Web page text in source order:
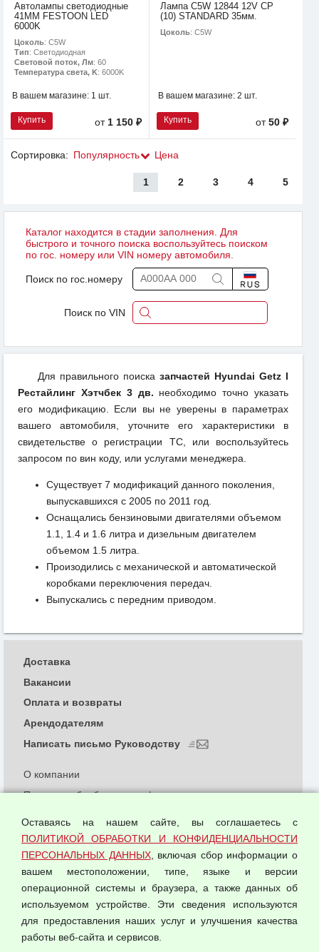
Автолампы светодиодные
41MM FESTOON LED
6000K
Цоколь: C5W
Тип: Светодиодная
Световой поток, Лм: 60
Температура света, K: 6000K
В вашем магазине: 1 шт.
Купить от 1 150 ₽
Лампа C5W 12844 12V CP
(10) STANDARD 35мм.
Цоколь: C5W
В вашем магазине: 2 шт.
Купить от50 ₽
Сортировка: Популярность Цена
1 2 3 4 5
Каталог находится в стадии заполнения. Для
быстрого и точного поиска воспользуйтесь поиском
по гос. номеру или VIN номеру автомобиля.
Поиск по гос.номеру
Поиск по VIN
Для правильного поиска запчастей Hyundai Getz I
Рестайлинг Хэтчбек 3 дв. необходимо точно указать
его модификацию. Если вы не уверены в параметрах
вашего автомобиля, уточните его характеристики в
свидетельстве о регистрации ТС, или воспользуйтесь
запросом по вин коду, или услугами менеджера.
Существует 7 модификаций данного поколения,
выпускавшихся с 2005 по 2011 год.
Оснащались бензиновыми двигателями объемом
1.1, 1.4 и 1.6 литра и дизельным двигателем
объемом 1.5 литра.
Произодились с механической и автоматической
коробками переключения передач.
Выпускались с передним приводом.
© 2026 ООО "Феникс"
О компании
Политика обработки и конфиденциальности
Согласием на обработку персональных данных
Оферта оптовой купли-продажи
Публичная оферта
Доставка
Вакансии
Оплата и возвраты
Арендодателям
Написать письмо Руководству
Оставаясь на нашем сайте, вы соглашаетесь с
ПОЛИТИКОЙ ОБРАБОТКИ И КОНФИДЕНЦИАЛЬНОСТИ
ПЕРСОНАЛЬНЫХ ДАННЫХ, включая сбор информации о
вашем местоположении, типе, языке и версии
операционной системы и браузера, а также данных об
используемом устройстве. Эти сведения используются
для предоставления наших услуг и улучшения качества
работы веб-сайта и сервисов.